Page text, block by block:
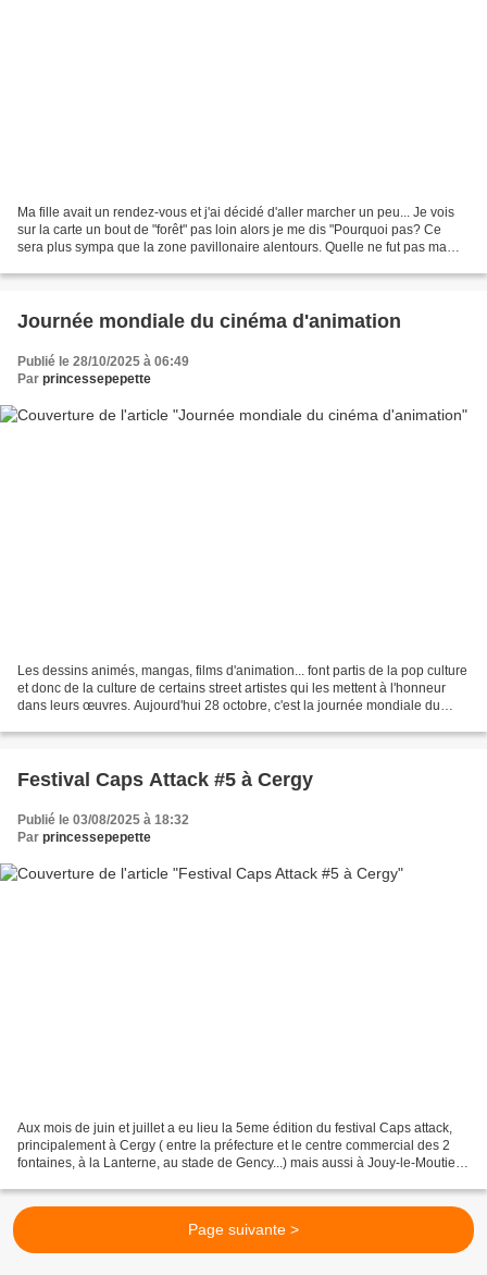
Ma fille avait un rendez-vous et j'ai décidé d'aller marcher un peu... Je vois
sur la carte un bout de "forêt" pas loin alors je me dis "Pourquoi pas? Ce
sera plus sympa que la zone pavillonaire alentours. Quelle ne fut pas ma
Journée mondiale du cinéma d'animation
Publié le 28/10/2025 à 06:49
Par princessepepette
Les dessins animés, mangas, films d'animation... font partis de la pop culture
et donc de la culture de certains street artistes qui les mettent à l'honneur
dans leurs œuvres. Aujourd'hui 28 octobre, c'est la journée mondiale du
Festival Caps Attack #5 à Cergy
Publié le 03/08/2025 à 18:32
Par princessepepette
Aux mois de juin et juillet a eu lieu la 5eme édition du festival Caps attack,
principalement à Cergy ( entre la préfecture et le centre commercial des 2
fontaines, à la Lanterne, au stade de Gency...) mais aussi à Jouy-le-Moutier.
Page suivante >